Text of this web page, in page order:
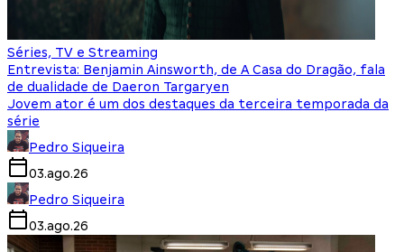
Séries, TV e Streaming
Entrevista: Benjamin Ainsworth, de A Casa do Dragão, fala
de dualidade de Daeron Targaryen
Jovem ator é um dos destaques da terceira temporada da
série
Pedro Siqueira
03.ago.26
Pedro Siqueira
03.ago.26